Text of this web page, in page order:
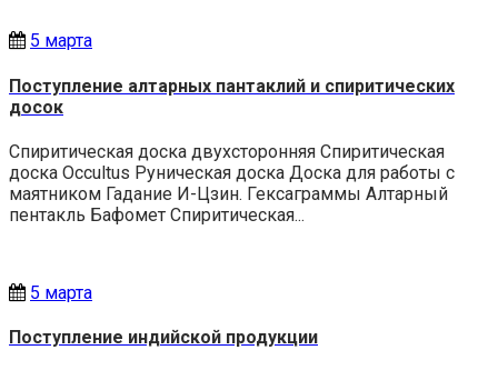
5 марта
Поступление алтарных пантаклий и спиритических
досок
Спиритическая доска двухсторонняя Спиритическая
доска Occultus Руническая доска Доска для работы с
маятником Гадание И-Цзин. Гексаграммы Алтарный
пентакль Бафомет Спиритическая...
5 марта
Поступление индийской продукции